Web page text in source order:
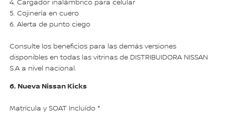
4. Cargador inalámbrico para celular
5. Cojinería en cuero
6. Alerta de punto ciego
Consulte los beneficios para las demás versiones
disponibles en todas las vitrinas de DISTRIBUIDORA NISSAN
S.A a nivel nacional.
6. Nueva Nissan Kicks
Matrícula y SOAT Incluído *